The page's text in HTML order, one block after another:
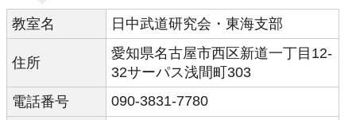
教室名 日中武道研究会・東海支部
住所
愛知県名古屋市西区新道一丁目12-
32サーパス浅間町303
電話番号
090-3831-7780